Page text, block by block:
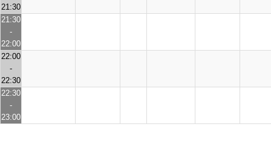
21:30
21:30
-
22:00
22:00
-
22:30
22:30
-
23:00